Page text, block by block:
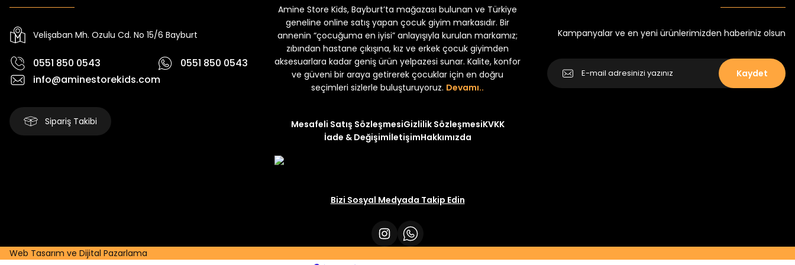
Yeni Yeni₺ 250 Yeni
₺ 320 ₺ 250
Velişaban Mh. Ozulu Cd. No 15/6 Bayburt
0551 850 0543
0551 850 0543
info@aminestorekids.com
Sipariş Takibi
Amine Store Kids, Bayburt’ta mağazası bulunan ve Türkiye
geneline online satış yapan çocuk giyim markasıdır. Bir
annenin “çocuğuma en iyisi” anlayışıyla kurulan markamız;
zıbından hastane çıkışına, kız ve erkek çocuk giyimden
aksesuarlara kadar geniş ürün yelpazesi sunar. Kalite, konfor
ve güveni bir araya getirerek çocuklar için en doğru
seçimleri sizlerle buluşturuyoruz. Devamı..
Mesafeli Satış SözleşmesiGizlilik SözleşmesiKVKK
İade & DeğişimİletişimHakkımızda
Bizi Sosyal Medyada Takip Edin
Kampanyalar ve en yeni ürünlerimizden haberiniz olsun
Kaydet
Web Tasarım ve Dijital Pazarlama